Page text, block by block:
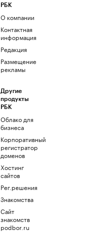
РБК
О компании
Контактная
информация
Редакция
Размещение
рекламы
Другие
продукты
РБК
Облако для
бизнеса
Корпоративный
регистратор
доменов
Хостинг
сайтов
Рег.решения
Знакомства
Сайт
знакомств
podbor.ru